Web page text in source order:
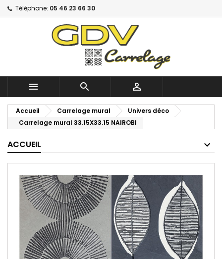
Téléphone: 05 46 23 66 30
  
Accueil Carrelage mural
Univers déco
Carrelage mural 33.15X33.15 NAIROBI
ACCUEIL